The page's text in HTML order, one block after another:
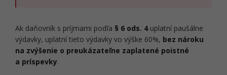
Ak daňovník s príjmami podľa § 6 ods. 4uplatní paušálne
výdavky, uplatní tieto výdavky vo výške 60%, bez nároku
na zvýšenie o preukázateľne zaplatené poistné
a príspevky.